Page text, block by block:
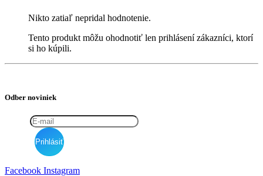
Nikto zatiaľ nepridal hodnotenie.
Tento produkt môžu ohodnotiť len prihlásení zákazníci, ktorí
si ho kúpili.
Odber noviniek
Facebook Instagram